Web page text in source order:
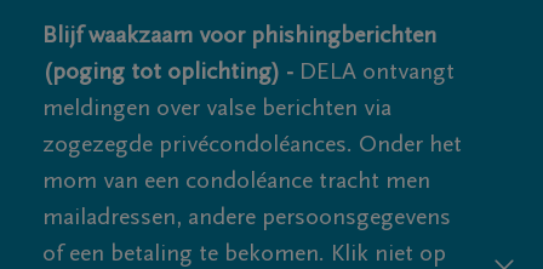
Blijf waakzaam voor phishingberichten
(poging tot oplichting) - DELA ontvangt
meldingen over valse berichten via
zogezegde privécondoléances. Onder het
mom van een condoléance tracht men
mailadressen, andere persoonsgegevens
of een betaling te bekomen. Klik niet op